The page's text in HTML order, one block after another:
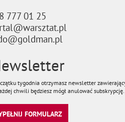
777 01 25
tygodnia otrzymasz newsletter
chwili będziesz mógł anulować subskrypcję.
FORMULARZ